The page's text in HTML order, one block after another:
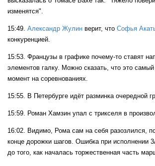
изменятся".
15:49. Александр Жулин верит, что Софья
конкуренцией.
15:53. Французы в графике почему-то ставят
элементов галку. Можно сказать, что это
момент на соревнованиях.
15:55. В Петербурге идёт разминка очередной
15:59. Роман Хамзин упал с трикселя в
16:02. Видимо, Рома сам на себя разозлился,
конце дорожки шагов. Ошибка при исполнении
до того, как началась торжественная часть